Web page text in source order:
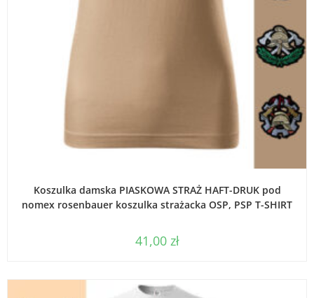
Koszulka damska PIASKOWA STRAŻ HAFT-DRUK pod
nomex rosenbauer koszulka strażacka OSP, PSP T-SHIRT
41,00 zł